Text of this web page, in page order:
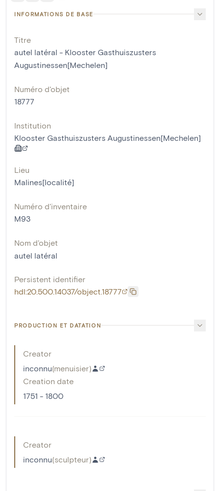
INFORMATIONS DE BASE
Titre
autel latéral - Klooster Gasthuiszusters
Augustinessen[Mechelen]
Numéro d'objet
18777
Institution
Klooster Gasthuiszusters Augustinessen[Mechelen]
Lieu
Malines[localité]
Numéro d'inventaire
M93
Nom d'objet
autel latéral
Persistent identifier
hdl:20.500.14037/object.18777
PRODUCTION ET DATATION
Creator
inconnu(menuisier)
Creation date
1751 - 1800
Creator
inconnu(sculpteur)